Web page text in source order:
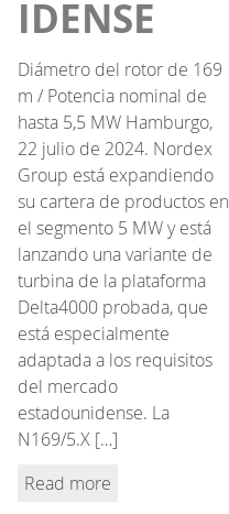
IDENSE
Diámetro del rotor de 169
m / Potencia nominal de
hasta 5,5 MW Hamburgo,
22 julio de 2024. Nordex
Group está expandiendo
su cartera de productos en
el segmento 5 MW y está
lanzando una variante de
turbina de la plataforma
Delta4000 probada, que
está especialmente
adaptada a los requisitos
del mercado
estadounidense. La
N169/5.X […]
Read more